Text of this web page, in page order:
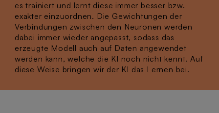
es trainiert und lernt diese immer besser bzw.
exakter einzuordnen. Die Gewichtungen der
Verbindungen zwischen den Neuronen werden
dabei immer wieder angepasst, sodass das
erzeugte Modell auch auf Daten angewendet
werden kann, welche die KI noch nicht kennt. Auf
diese Weise bringen wir der KI das Lernen bei.